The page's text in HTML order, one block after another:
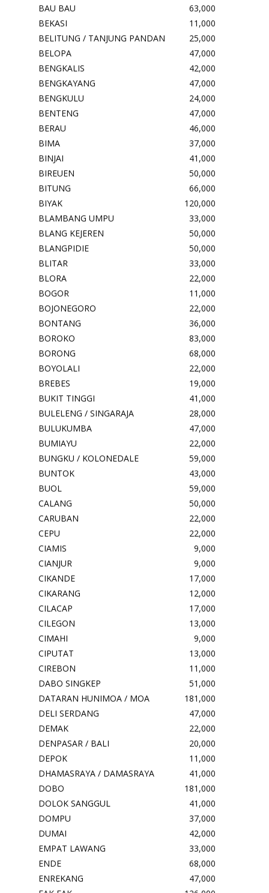
BAU BAU
63,000
BEKASI
11,000
BELITUNG / TANJUNG PANDAN
25,000
BELOPA
47,000
BENGKALIS
42,000
BENGKAYANG
47,000
BENGKULU
24,000
BENTENG
47,000
BERAU
46,000
BIMA
37,000
BINJAI
41,000
BIREUEN
50,000
BITUNG
66,000
BIYAK
120,000
BLAMBANG UMPU
33,000
BLANG KEJEREN
50,000
BLANGPIDIE
50,000
BLITAR
33,000
BLORA
22,000
BOGOR
11,000
BOJONEGORO
22,000
BONTANG
36,000
BOROKO
83,000
BORONG
68,000
BOYOLALI
22,000
BREBES
19,000
BUKIT TINGGI
41,000
BULELENG / SINGARAJA
28,000
BULUKUMBA
47,000
BUMIAYU
22,000
BUNGKU / KOLONEDALE
59,000
BUNTOK
43,000
BUOL
59,000
CALANG
50,000
CARUBAN
22,000
CEPU
22,000
CIAMIS
9,000
CIANJUR
9,000
CIKANDE
17,000
CIKARANG
12,000
CILACAP
17,000
CILEGON
13,000
CIMAHI
9,000
CIPUTAT
13,000
CIREBON
11,000
DABO SINGKEP
51,000
DATARAN HUNIMOA / MOA
181,000
DELI SERDANG
47,000
DEMAK
22,000
DENPASAR / BALI
20,000
DEPOK
11,000
DHAMASRAYA / DAMASRAYA
41,000
DOBO
181,000
DOLOK SANGGUL
41,000
DOMPU
37,000
DUMAI
42,000
EMPAT LAWANG
33,000
ENDE
68,000
ENREKANG
47,000